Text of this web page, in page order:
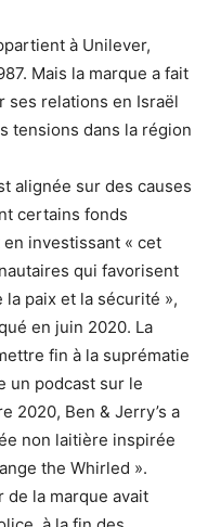
à Unilever,
Mais la marque a fait
ses relations en Israël
tensions dans la région
alignée sur des causes
certains fonds
investissant « cet
qui favorisent
paix et la sécurité »,
en juin 2020. La
fin à la suprématie
un podcast sur le
2020, Ben & Jerry’s a
non laitière inspirée
the Whirled ».
de la marque avait